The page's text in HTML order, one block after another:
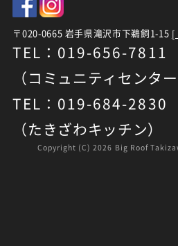
〒020-0665 岩手県滝沢市下鵜飼1-15 [
TEL：019-656-7811
（コミュニティセンター
TEL：019-684-2830
（たきざわキッチン）
Copyright (C)2026 Big Roof